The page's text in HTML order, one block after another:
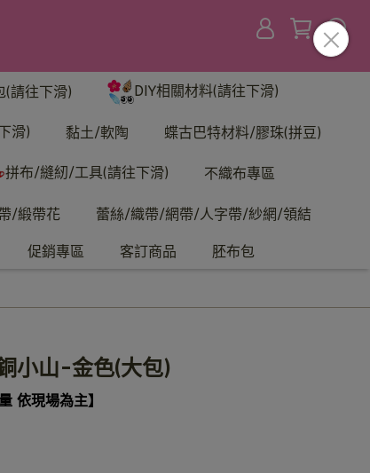
(請往下滑) DIY相關材料(請往下滑)
滑) 黏土/軟陶 蝶古巴特材料/膠珠(拼豆)
拼布/縫紉/工具(請往下滑) 不織布專區
/緞帶花 蕾絲/織帶/網帶/人字帶/紗網/領結
促銷專區 客訂商品 胚布包
小山-金色(大包)
依現場為主】